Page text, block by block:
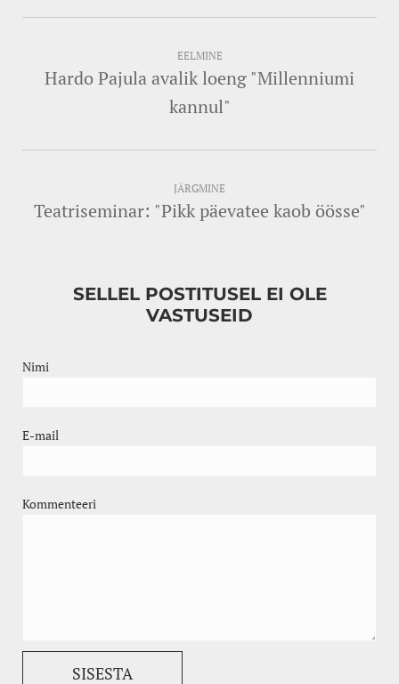
EELMINE
Hardo Pajula avalik loeng "Millenniumi
kannul"
JÄRGMINE
Teatriseminar: "Pikk päevatee kaob öösse"
SELLEL POSTITUSEL EI OLE
VASTUSEID
Nimi
E-mail
Kommenteeri